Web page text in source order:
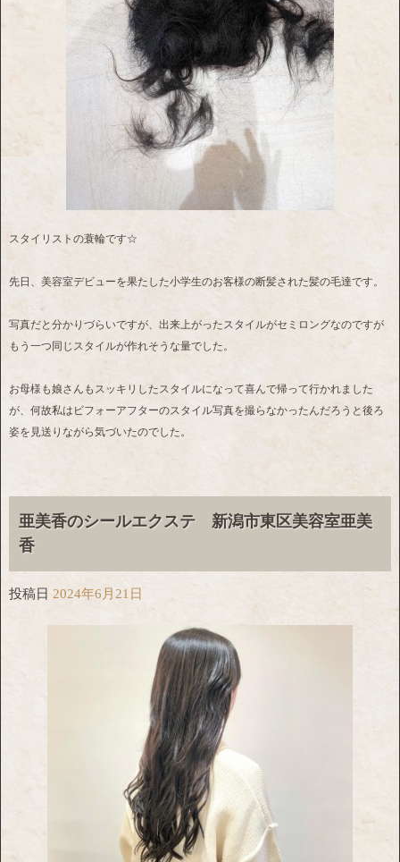
スタイリストの蓑輪です☆
先日、美容室デビューを果たした小学生のお客様の断髪された髪の毛達です。
写真だと分かりづらいですが、出来上がったスタイルがセミロングなのですが
もう一つ同じスタイルが作れそうな量でした。
お母様も娘さんもスッキリしたスタイルになって喜んで帰って行かれました
が、何故私はビフォーアフターのスタイル写真を撮らなかったんだろうと後ろ
姿を見送りながら気づいたのでした。
亜美香のシールエクステ 新潟市東区美容室亜美
香
投稿日 2024年6月21日